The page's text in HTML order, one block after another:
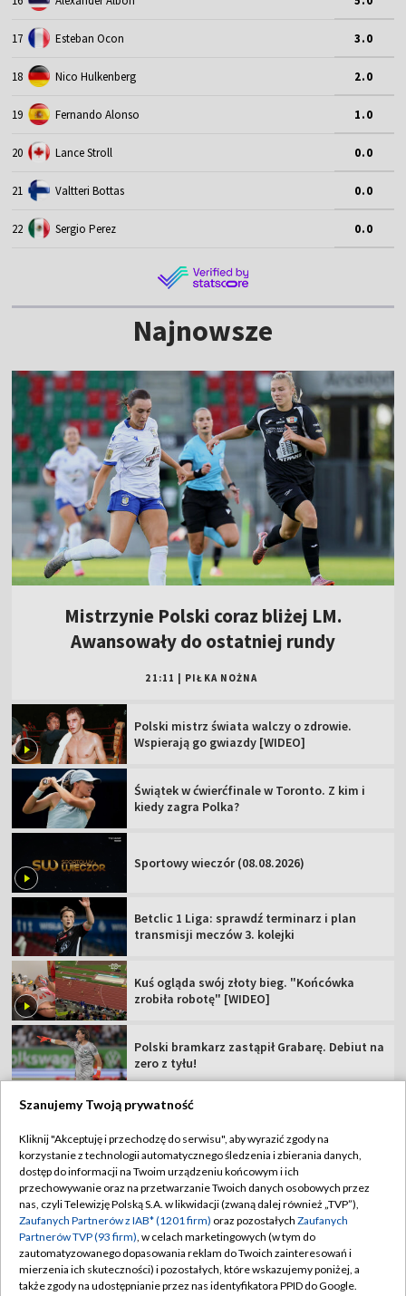
17 Esteban Ocon 3.0
18 Nico Hulkenberg 2.0
19 Fernando Alonso 1.0
20 Lance Stroll 0.0
21 Valtteri Bottas 0.0
22 Sergio Perez 0.0
Najnowsze
Mistrzynie Polski coraz bliżej LM.
Awansowały do ostatniej rundy
21:11 PIŁKA NOŻNA
Polski mistrz świata walczy o zdrowie.
Wspierają go gwiazdy [WIDEO]
Świątek w ćwierćfinale w Toronto. Z kim i
kiedy zagra Polka?
Sportowy wieczór (08.08.2026)
Betclic 1 Liga: sprawdź terminarz i plan
transmisji meczów 3. kolejki
Kuś ogląda swój złoty bieg. "Końcówka
zrobiła robotę" [WIDEO]
Polski bramkarz zastąpił Grabarę. Debiut na
zero z tyłu!
TVP
Abonament TVP
Sklep TVP
Biuro Reklamy
Oferta Handlowa
Regulamin TVP
Polityka prywatności
Moje zgody
Biuro reklamy
Szanujemy Twoją prywatność
Kliknij "Akceptuję i przechodzę do serwisu", aby wyrazić zgody na
korzystanie z technologii automatycznego śledzenia i zbierania danych,
dostęp do informacji na Twoim urządzeniu końcowym i ich
przechowywanie oraz na przetwarzanie Twoich danych osobowych przez
nas, czyli Telewizję Polską S.A. w likwidacji (zwaną dalej również „TVP”),
Zaufanych Partnerów z IAB* (1201 firm) oraz pozostałych Zaufanych
Partnerów TVP (93 firm), w celach marketingowych (w tym do
zautomatyzowanego dopasowania reklam do Twoich zainteresowań i
mierzenia ich skuteczności) i pozostałych, które wskazujemy poniżej, a
także zgody na udostępnianie przez nas identyfikatora PPID do Google.